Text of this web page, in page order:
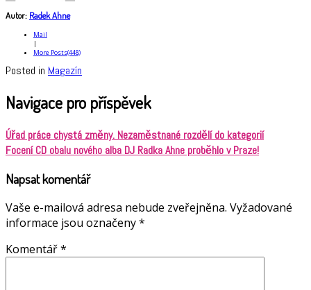
Autor: Radek Ahne
Mail
|
More Posts(448)
Posted in Magazín
Navigace pro příspěvek
Úřad práce chystá změny. Nezaměstnané rozdělí do kategorií
Focení CD obalu nového alba DJ Radka Ahne proběhlo v Praze!
Napsat komentář
Vaše e-mailová adresa nebude zveřejněna. Vyžadované
informace jsou označeny*
Komentář*